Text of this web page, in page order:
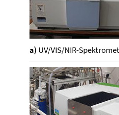
a) UV/VIS/NIR-